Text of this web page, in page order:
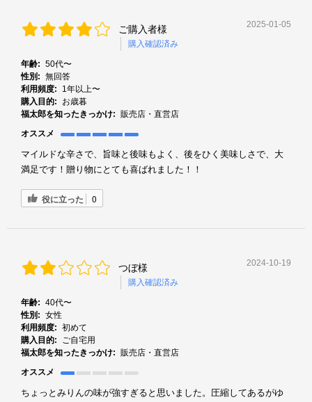
ご購入者様
購入確認済み
2025-01-05
年齢: 50代〜
性別: 無回答
利用頻度:
1年以上〜
購入目的:
お歳暮
福太郎を知ったきっかけ: 販売店・直営店
オススメ
マイルドな辛さで、旨味と後味もよく、後をひく美味しさで、大
満足です！贈り物にとても喜ばれました！！
役に立った 0
つぼ様
購入確認済み
2024-10-19
年齢: 40代〜
性別: 女性
利用頻度: 初めて
購入目的:
ご自宅用
福太郎を知ったきっかけ: 販売店・直営店
オススメ
ちょっとみりんの味が強すぎると思いました。圧縮してあるがゆ